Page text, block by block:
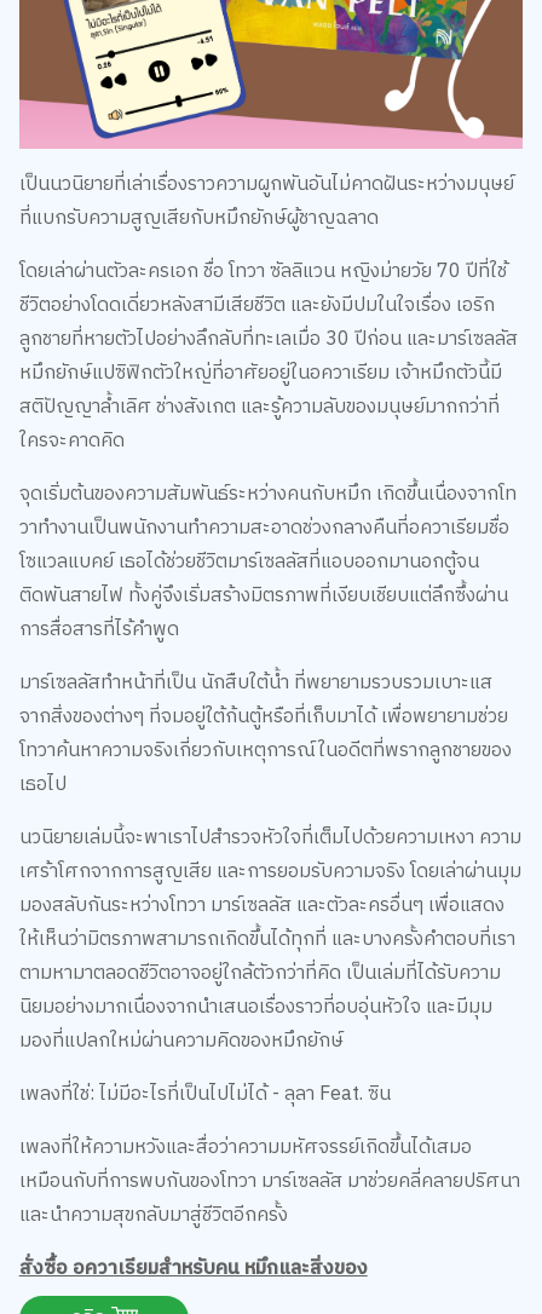
เป็นนวนิยายที่เล่าเรื่องราวความผูกพันอันไม่คาดฝันระหว่างมนุษย์
ที่แบกรับความสูญเสียกับหมึกยักษ์ผู้ชาญฉลาด
โดยเล่าผ่านตัวละครเอก ชื่อ โทวา ซัลลิแวน หญิงม่ายวัย 70 ปีที่ใช้
ชีวิตอย่างโดดเดี่ยวหลังสามีเสียชีวิต และยังมีปมในใจเรื่อง เอริก
ลูกชายที่หายตัวไปอย่างลึกลับที่ทะเลเมื่อ 30 ปีก่อน และมาร์เซลลัส
หมึกยักษ์แปซิฟิกตัวใหญ่ที่อาศัยอยู่ในอควาเรียม เจ้าหมึกตัวนี้มี
สติปัญญาล้ำเลิศ ช่างสังเกต และรู้ความลับของมนุษย์มากกว่าที่
ใครจะคาดคิด
จุดเริ่มต้นของความสัมพันธ์ระหว่างคนกับหมึก เกิดขึ้นเนื่องจากโท
วาทำงานเป็นพนักงานทำความสะอาดช่วงกลางคืนที่อควาเรียมชื่อ
โซแวลแบคย์ เธอได้ช่วยชีวิตมาร์เซลลัสที่แอบออกมานอกตู้จน
ติดพันสายไฟ ทั้งคู่จึงเริ่มสร้างมิตรภาพที่เงียบเชียบแต่ลึกซึ้งผ่าน
การสื่อสารที่ไร้คำพูด
มาร์เซลลัสทำหน้าที่เป็น นักสืบใต้น้ำ ที่พยายามรวบรวมเบาะแส
จากสิ่งของต่างๆ ที่จมอยู่ใต้ก้นตู้หรือที่เก็บมาได้ เพื่อพยายามช่วย
โทวาค้นหาความจริงเกี่ยวกับเหตุการณ์ในอดีตที่พรากลูกชายของ
เธอไป
นวนิยายเล่มนี้จะพาเราไปสำรวจหัวใจที่เต็มไปด้วยความเหงา ความ
เศร้าโศกจากการสูญเสีย และการยอมรับความจริง โดยเล่าผ่านมุม
มองสลับกันระหว่างโทวา มาร์เซลลัส และตัวละครอื่นๆ เพื่อแสดง
ให้เห็นว่ามิตรภาพสามารถเกิดขึ้นได้ทุกที่ และบางครั้งคำตอบที่เรา
ตามหามาตลอดชีวิตอาจอยู่ใกล้ตัวกว่าที่คิด เป็นเล่มที่ได้รับความ
นิยมอย่างมากเนื่องจากนำเสนอเรื่องราวที่อบอุ่นหัวใจ และมีมุม
มองที่แปลกใหม่ผ่านความคิดของหมึกยักษ์
เพลงที่ใช่: ไม่มีอะไรที่เป็นไปไม่ได้ - ลุลา Feat. ซิน
เพลงที่ให้ความหวังและสื่อว่าความมหัศจรรย์เกิดขึ้นได้เสมอ
เหมือนกับที่การพบกันของโทวา มาร์เซลลัส มาช่วยคลี่คลายปริศนา
และนำความสุขกลับมาสู่ชีวิตอีกครั้ง
สั่งซื้อ อควาเรียมสำหรับคน หมึกและสิ่งของ